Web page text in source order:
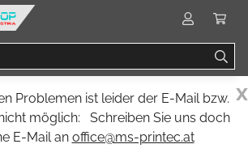
x
Problemen ist leider der E-Mail bzw.
möglich: Schreiben Sie uns doch
E-Mail an office@ms-printec.at